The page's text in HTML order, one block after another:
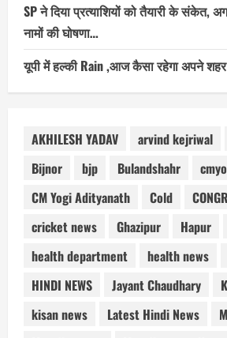
SP ने दिया प्रत्याशियों को तैयारी के संकेत,
नामों की घोषणा…
यूपी में हल्की Rain ,आज कैसा रहेगा अपने
AKHILESH YADAV arvind kejriwal
Bijnor
bjp Bulandshahr
CM Yogi Adityanath
Cold
cricket news
Ghazipur Hapur
health department
health news
HINDI NEWS
Jayant Chaudhary
kisan news
Latest Hindi News